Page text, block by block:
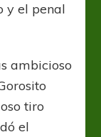
y el penal
ambicioso
tiro
el